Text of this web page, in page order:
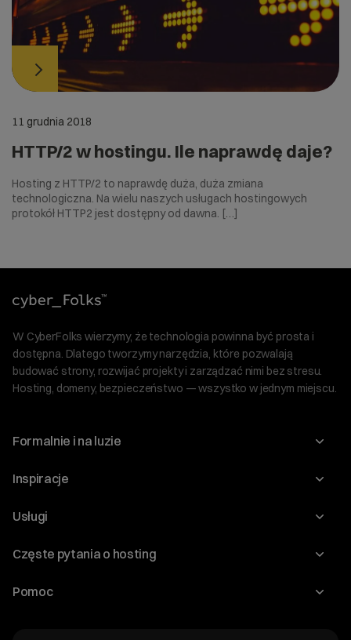
11 grudnia 2018
HTTP/2 w hostingu. Ile naprawdę daje?
Hosting z HTTP/2 to naprawdę duża, duża zmiana
technologiczna. Na wielu naszych usługach hostingowych
protokół HTTP2 jest dostępny od dawna. […]
W CyberFolks wierzymy, że technologia powinna być prosta i
dostępna. Dlatego tworzymy narzędzia, które pozwalają
budować strony, rozwijać projekty i zarządzać nimi bez stresu.
Hosting, domeny, bezpieczeństwo — wszystko w jednym miejscu.
Formalnie i na luzie
O nas
Program Korzyści dla Inwestorów
Regulaminy i specyfikacje
Inspiracje
Blog
WordPress
Audyt stron
Usługi
Domeny
Częste pytania o hosting
Jak przenieść stronę?
Pomoc